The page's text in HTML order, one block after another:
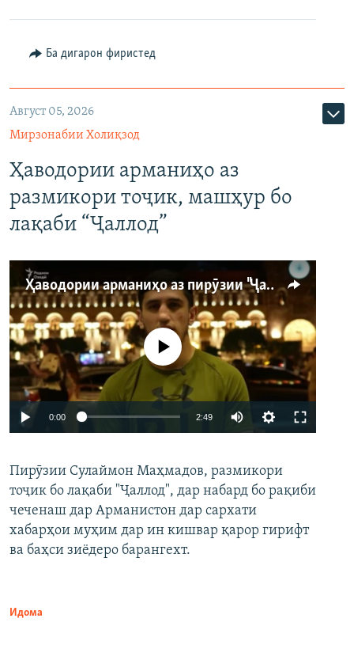
Ба дигарон фиристед
Август 05, 2026
Мирзонабии Холиқзод
Ҳаводории арманиҳо аз
размикори тоҷик, машҳур бо
лақаби “Ҷаллод”
Ҳаводории арманиҳо аз пирӯзии "Ҷаллод"-и тоҷик
Auto 240p 360p 480p
720p 1080p
Феълан кор намекунад
0:00 2:49
360p
480p
Пирӯзии Сулаймон Маҳмадов, размикори
тоҷик бо лақаби "Ҷаллод", дар набард бо рақиби
чеченаш дар Арманистон дар сархати
хабарҳои муҳим дар ин кишвар қарор гирифт
ва баҳси зиёдеро барангехт.
Идома